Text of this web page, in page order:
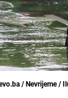
/ Nevrijeme /